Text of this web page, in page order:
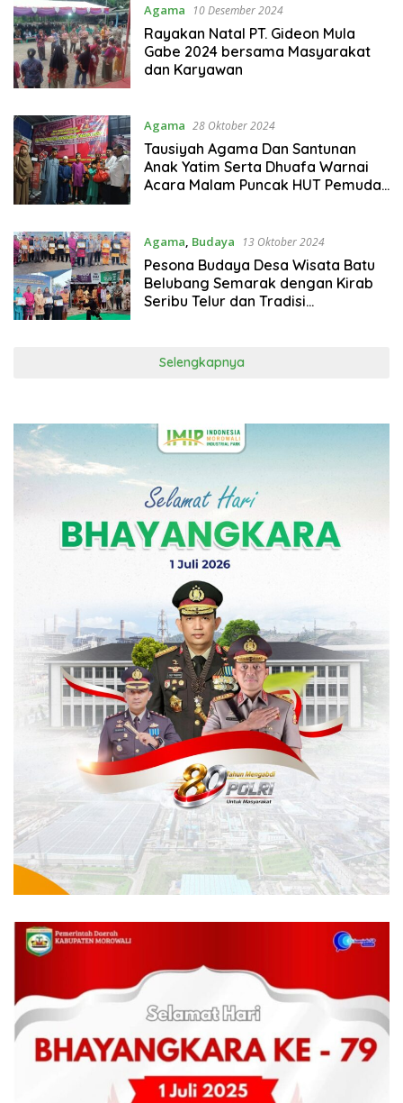
Agama 10 Desember 2024
Rayakan Natal PT. Gideon Mula
Gabe 2024 bersama Masyarakat
dan Karyawan
Agama 28 Oktober 2024
Tausiyah Agama Dan Santunan
Anak Yatim Serta Dhuafa Warnai
Acara Malam Puncak HUT Pemuda
Agama, Budaya 13 Oktober 2024
Pesona Budaya Desa Wisata Batu
Belubang Semarak dengan Kirab
Seribu Telur dan Tradisi
Selengkapnya